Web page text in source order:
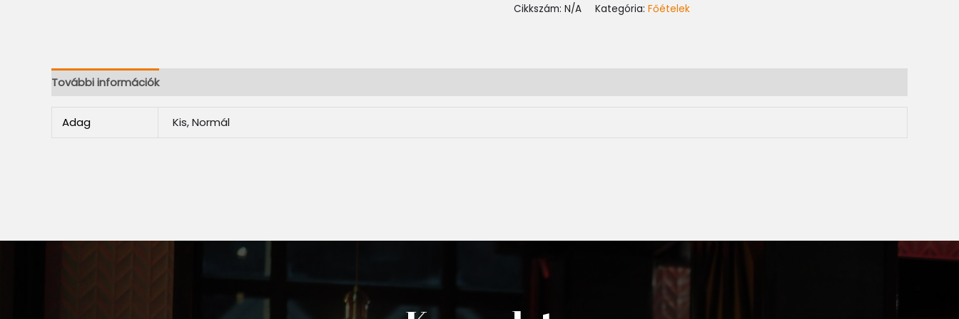
Cikkszám: N/A Kategória: Főételek
További információk
Adag Kis, Normál